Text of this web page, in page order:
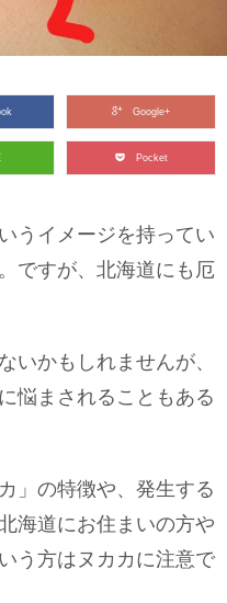
Google+
Pocket
うイメージを持ってい
ですが、北海道にも厄
いかもしれませんが、
悩まされることもある
」の特徴や、発生する
海道にお住まいの方や
う方はヌカカに注意で